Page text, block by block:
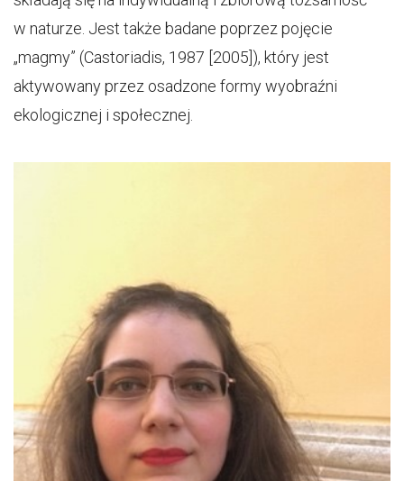
w naturze. Jest także badane poprzez pojęcie
„magmy” (Castoriadis, 1987 [2005]), który jest
aktywowany przez osadzone formy wyobraźni
ekologicznej i społecznej.